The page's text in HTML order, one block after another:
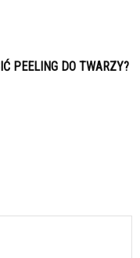
PEELING DO TWARZY?